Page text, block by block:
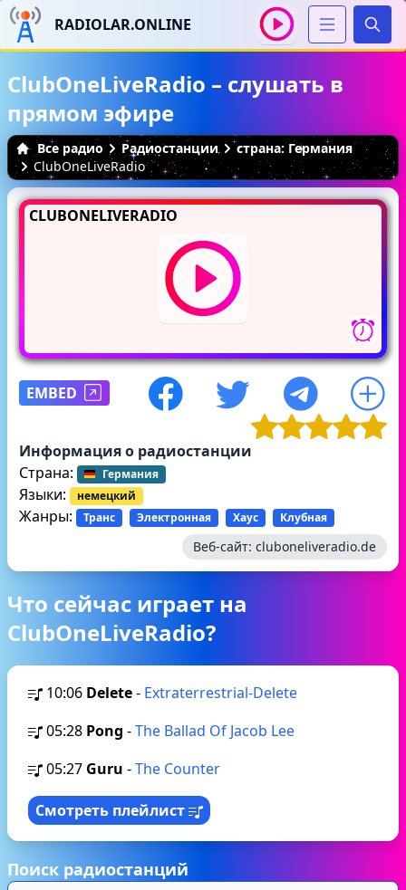
RADIOLAR.ONLINE
ClubOneLiveRadio – слушать в
прямом эфире
Все радио Радиостанции
страна: Германия
ClubOneLiveRadio
CLUBONELIVERADIO
EMBED
Информация о радиостанции
Страна:
Германия
Языки: немецкий
Жанры: Транс Электронная Хаус Клубная
Веб-сайт: cluboneliveradio.de
Что сейчас играет на
ClubOneLiveRadio?
10:06 Delete- Extraterrestrial-Delete
05:28 Pong -The Ballad Of Jacob Lee
05:27 Guru -The Counter
Смотреть плейлист
Поиск радиостанций